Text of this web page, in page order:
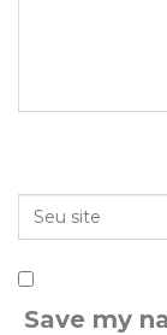
Save my